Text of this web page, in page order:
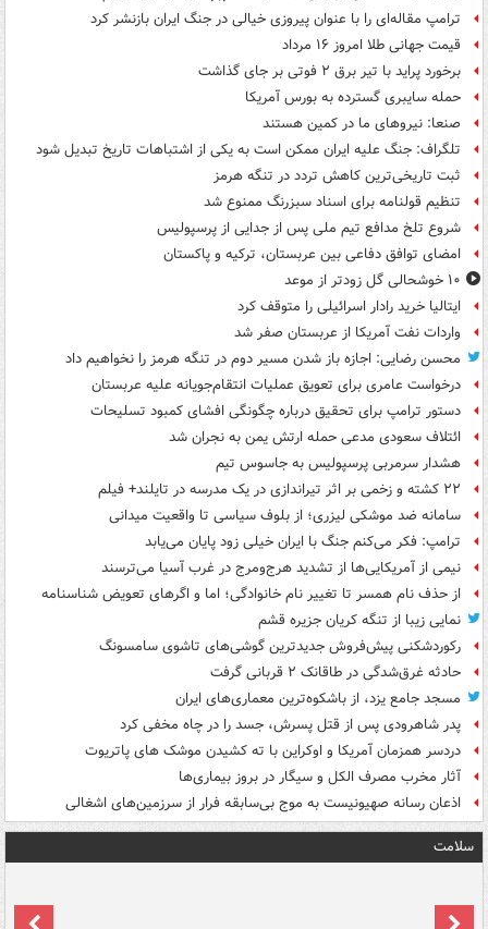
ترامپ مقاله‌ای را با عنوان پیروزی خیالی در جنگ ایران بازنشر کرد
قیمت جهانی طلا امروز ۱۶ مرداد
برخورد پراید با تیر برق ۲ فوتی بر جای گذاشت
حمله سایبری گسترده به بورس آمریکا
صنعا: نیروهای ما در کمین‌ هستند
تلگراف: جنگ علیه ایران ممکن است به یکی از اشتباهات تاریخ تبدیل شود
ثبت تاریخی‌ترین کاهش تردد در تنگه هرمز
تنظیم قولنامه برای اسناد سبزرنگ ممنوع شد
شروع تلخ مدافع تیم ملی پس از جدایی از پرسپولیس
امضای توافق دفاعی بین عربستان، ترکیه و پاکستان
۱۰ خوشحالی گل زودتر از موعد
ایتالیا خرید رادار اسرائیلی را متوقف کرد
واردات نفت آمریکا از عربستان صفر شد
محسن رضایی: اجازه باز شدن مسیر دوم در تنگه هرمز را نخواهیم داد
درخواست عامری برای تعویق عملیات انتقام‌جویانه علیه عربستان
دستور ترامپ برای تحقیق درباره چگونگی افشای کمبود تسلیحات
ائتلاف سعودی مدعی حمله ارتش یمن به نجران شد
هشدار سرمربی پرسپولیس به جاسوس تیم
۲۲ کشته و زخمی بر اثر تیراندازی در یک مدرسه در تایلند+ فیلم
سامانه ضد موشکی لیزری؛ از بلوف سیاسی تا واقعیت میدانی
ترامپ: فکر می‌کنم جنگ با ایران خیلی زود پایان می‌یابد
نیمی از آمریکایی‌ها از تشدید هرج‌ومرج در غرب آسیا می‌ترسند
از حذف نام همسر تا تغییر نام خانوادگی؛ اما و اگرهای تعویض شناسنامه
نمایی زیبا از تنگه کریان جزیره قشم
رکوردشکنی پیش‌فروش جدیدترین گوشی‌های تاشوی سامسونگ
حادثه غرق‌شدگی در طاقانک ۲ قربانی گرفت
مسجد جامع یزد، از باشکوه‌ترین معماری‌های ایران
پدر شاهرودی پس از قتل پسرش، جسد را در چاه مخفی کرد
دردسر همزمان آمریکا و اوکراین با ته کشیدن موشک های پاتریوت
آثار مخرب مصرف الکل و سیگار در بروز بیماری‌ها
اذعان رسانه صهیونیست به موج بی‌سابقه فرار از سرزمین‌های اشغالی
سلامت